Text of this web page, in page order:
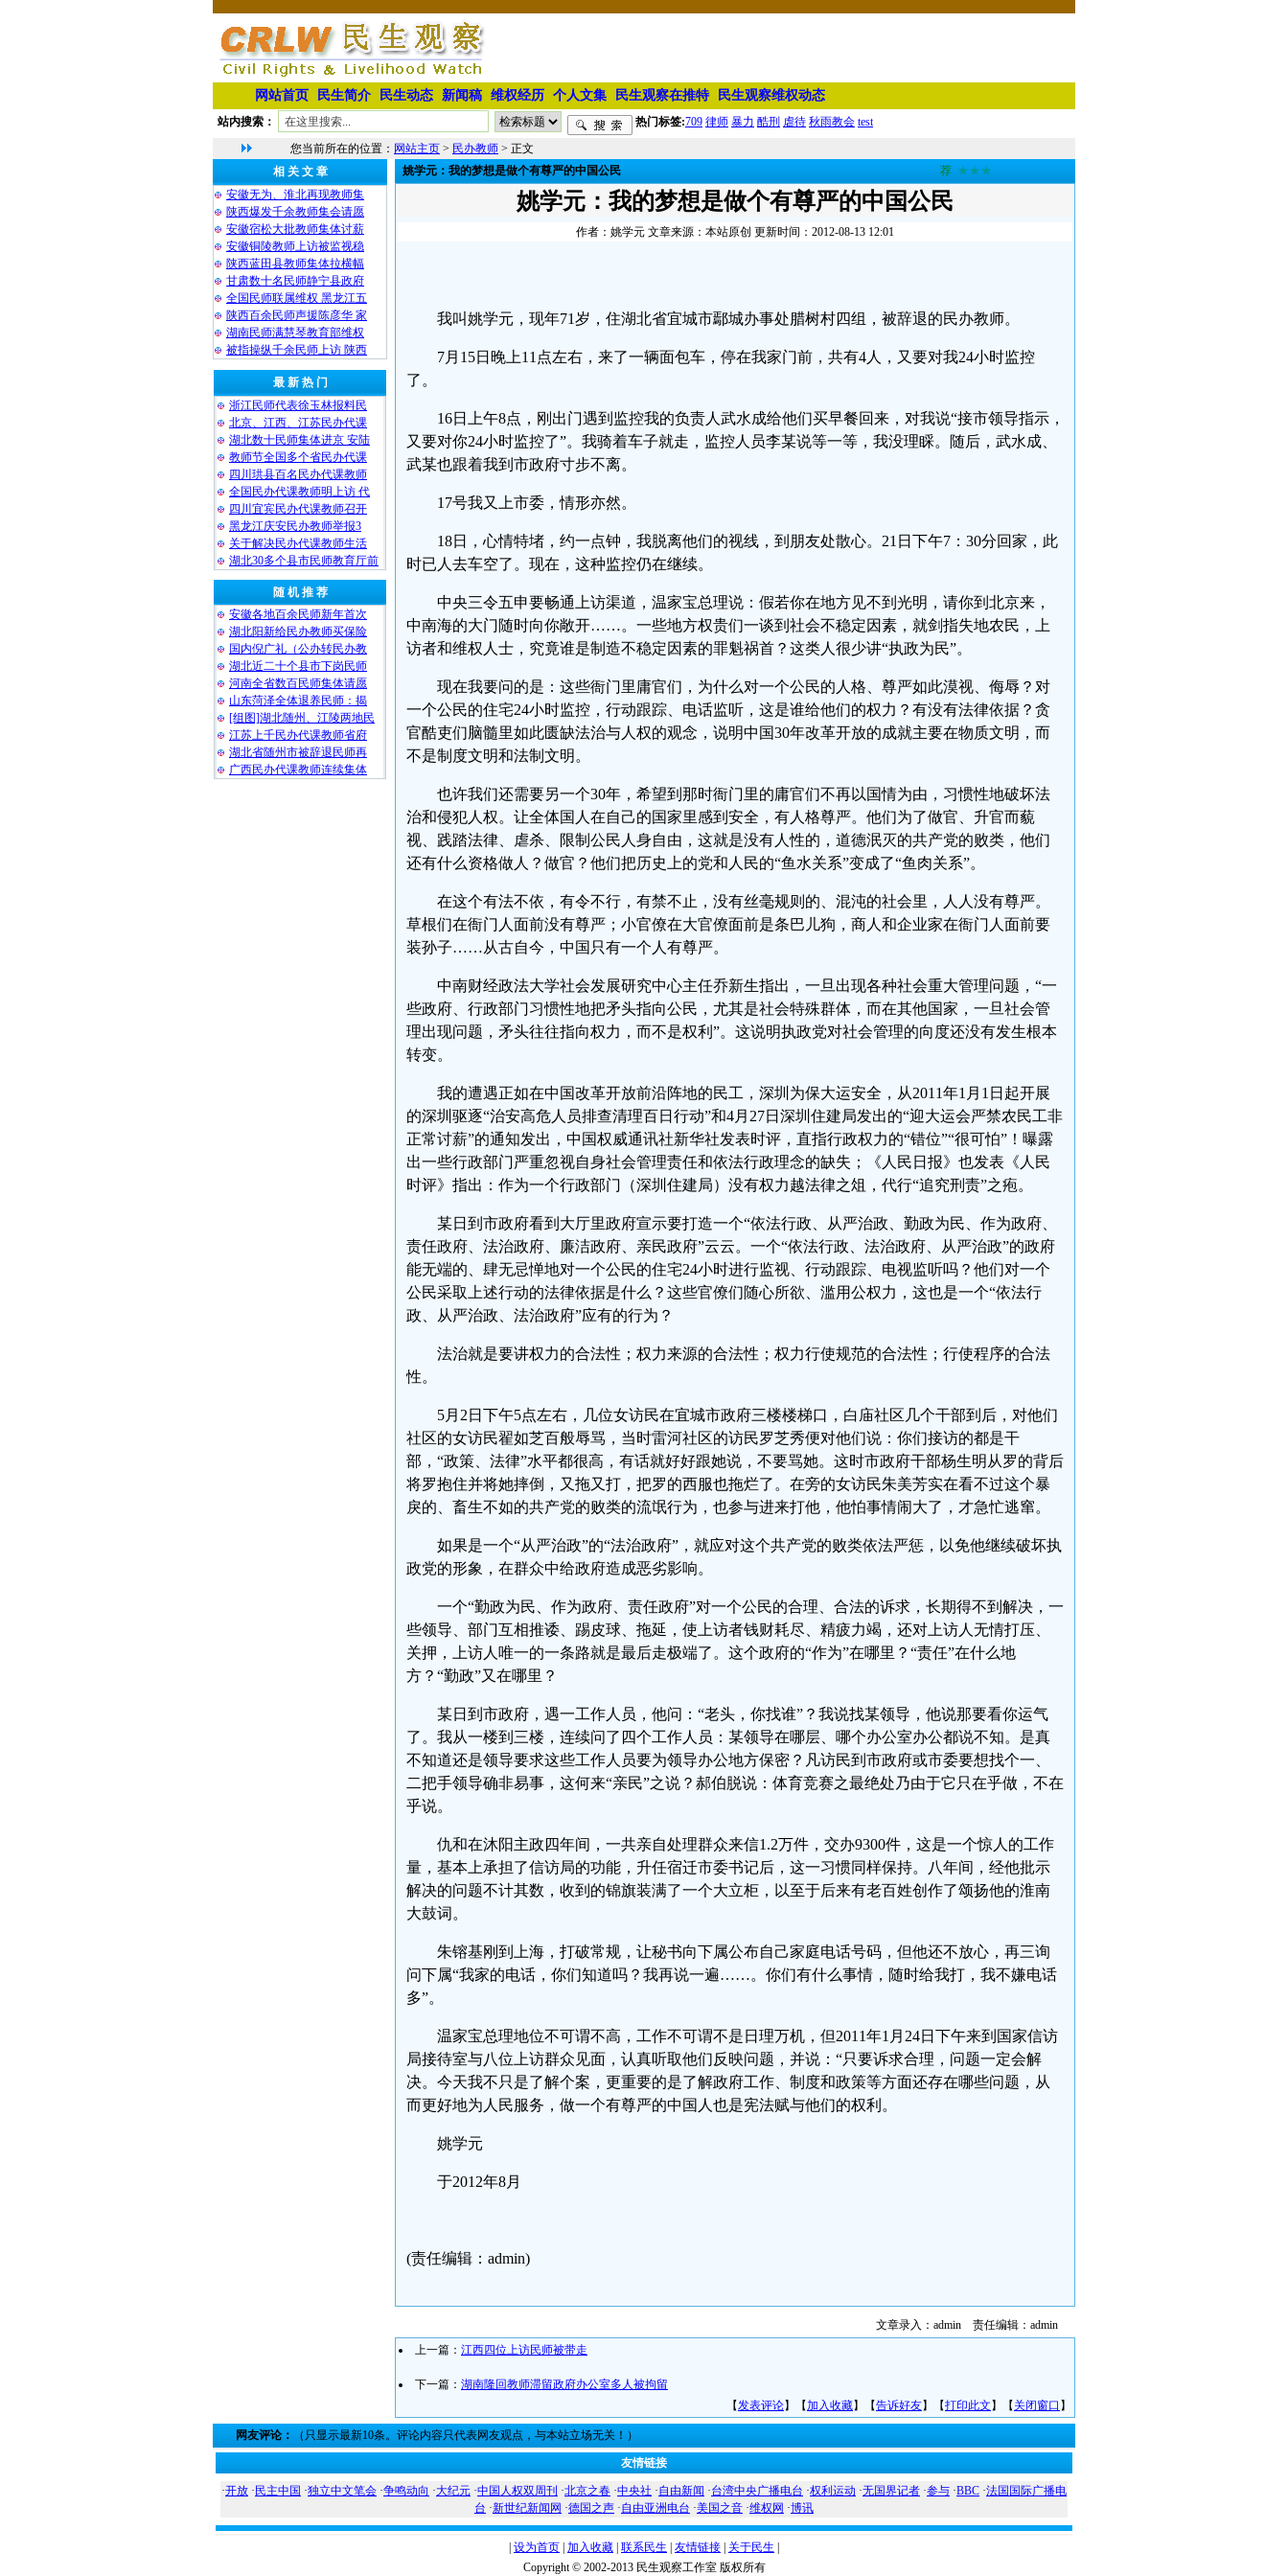
网站首页 民生简介 民生动态 新闻稿 维权经历 个人文集 民生观察在推特 民生观察维权动态
站内搜索： 热门标签:709 律师 暴力 酷刑 虐待 秋雨教会 test
您当前所在的位置： 网站主页 > 民办教师 > 正文
相 关 文 章
安徽无为、淮北再现教师集
陕西爆发千余教师集会请愿
安徽宿松大批教师集体讨薪
安徽铜陵教师上访被监视稳
陕西蓝田县教师集体拉横幅
甘肃数十名民师静宁县政府
全国民师联属维权 黑龙江五
陕西百余民师声援陈彦华 家
湖南民师满慧琴教育部维权
被指操纵千余民师上访 陕西
最 新 热 门
浙江民师代表徐玉林报料民
北京、江西、江苏民办代课
湖北数十民师集体进京 安陆
教师节全国多个省民办代课
四川珙县百名民办代课教师
全国民办代课教师明上访 代
四川宜宾民办代课教师召开
黑龙江庆安民办教师举报3
关于解决民办代课教师生活
湖北30多个县市民师教育厅前
随 机 推 荐
安徽各地百余民师新年首次
湖北阳新给民办教师买保险
国内倪广礼（公办转民办教
湖北近二十个县市下岗民师
河南全省数百民师集体请愿
山东菏泽全体退养民师：揭
[组图]湖北随州、江陵两地民
江苏上千民办代课教师省府
湖北省随州市被辞退民师再
广西民办代课教师连续集体
姚学元：我的梦想是做个有尊严的中国公民 荐 ★★★
姚学元：我的梦想是做个有尊严的中国公民
作者：姚学元 文章来源：本站原创 更新时间：2012-08-13 12:01
我叫姚学元，现年71岁，住湖北省宜城市鄢城办事处腊树村四组，被辞退的民办教师。
7月15日晚上11点左右，来了一辆面包车，停在我家门前，共有4人，又要对我24小时监控
了。
16日上午8点，刚出门遇到监控我的负责人武水成给他们买早餐回来，对我说“接市领导指示，
又要对你24小时监控了”。我骑着车子就走，监控人员李某说等一等，我没理睬。随后，武水成、
武某也跟着我到市政府寸步不离。
17号我又上市委，情形亦然。
18日，心情特堵，约一点钟，我脱离他们的视线，到朋友处散心。21日下午7：30分回家，此
时已人去车空了。现在，这种监控仍在继续。
中央三令五申要畅通上访渠道，温家宝总理说：假若你在地方见不到光明，请你到北京来，
中南海的大门随时向你敞开……。一些地方权贵们一谈到社会不稳定因素，就剑指失地农民，上
访者和维权人士，究竟谁是制造不稳定因素的罪魁祸首？这类人很少讲“执政为民”。
现在我要问的是：这些衙门里庸官们，为什么对一个公民的人格、尊严如此漠视、侮辱？对
一个公民的住宅24小时监控，行动跟踪、电话监听，这是谁给他们的权力？有没有法律依据？贪
官酷吏们脑髓里如此匮缺法治与人权的观念，说明中国30年改革开放的成就主要在物质文明，而
不是制度文明和法制文明。
也许我们还需要另一个30年，希望到那时衙门里的庸官们不再以国情为由，习惯性地破坏法
治和侵犯人权。让全体国人在自己的国家里感到安全，有人格尊严。他们为了做官、升官而藐
视、践踏法律、虐杀、限制公民人身自由，这就是没有人性的，道德泯灭的共产党的败类，他们
还有什么资格做人？做官？他们把历史上的党和人民的“鱼水关系”变成了“鱼肉关系”。
在这个有法不依，有令不行，有禁不止，没有丝毫规则的、混沌的社会里，人人没有尊严。
草根们在衙门人面前没有尊严；小官僚在大官僚面前是条巴儿狗，商人和企业家在衙门人面前要
装孙子……从古自今，中国只有一个人有尊严。
中南财经政法大学社会发展研究中心主任乔新生指出，一旦出现各种社会重大管理问题，“一
些政府、行政部门习惯性地把矛头指向公民，尤其是社会特殊群体，而在其他国家，一旦社会管
理出现问题，矛头往往指向权力，而不是权利”。这说明执政党对社会管理的向度还没有发生根本
转变。
我的遭遇正如在中国改革开放前沿阵地的民工，深圳为保大运安全，从2011年1月1日起开展
的深圳驱逐“治安高危人员排查清理百日行动”和4月27日深圳住建局发出的“迎大运会严禁农民工非
正常讨薪”的通知发出，中国权威通讯社新华社发表时评，直指行政权力的“错位”“很可怕”！曝露
出一些行政部门严重忽视自身社会管理责任和依法行政理念的缺失；《人民日报》也发表《人民
时评》指出：作为一个行政部门（深圳住建局）没有权力越法律之俎，代行“追究刑责”之疱。
某日到市政府看到大厅里政府宣示要打造一个“依法行政、从严治政、勤政为民、作为政府、
责任政府、法治政府、廉洁政府、亲民政府”云云。一个“依法行政、法治政府、从严治政”的政府
能无端的、肆无忌惮地对一个公民的住宅24小时进行监视、行动跟踪、电视监听吗？他们对一个
公民采取上述行动的法律依据是什么？这些官僚们随心所欲、滥用公权力，这也是一个“依法行
政、从严治政、法治政府”应有的行为？
法治就是要讲权力的合法性；权力来源的合法性；权力行使规范的合法性；行使程序的合法
性。
5月2日下午5点左右，几位女访民在宜城市政府三楼楼梯口，白庙社区几个干部到后，对他们
社区的女访民翟如芝百般辱骂，当时雷河社区的访民罗芝秀便对他们说：你们接访的都是干
部，“政策、法律”水平都很高，有话就好好跟她说，不要骂她。这时市政府干部杨生明从罗的背后
将罗抱住并将她摔倒，又拖又打，把罗的西服也拖烂了。在旁的女访民朱美芳实在看不过这个暴
戾的、畜生不如的共产党的败类的流氓行为，也参与进来打他，他怕事情闹大了，才急忙逃窜。
如果是一个“从严治政”的“法治政府”，就应对这个共产党的败类依法严惩，以免他继续破坏执
政党的形象，在群众中给政府造成恶劣影响。
一个“勤政为民、作为政府、责任政府”对一个公民的合理、合法的诉求，长期得不到解决，一
些领导、部门互相推诿、踢皮球、拖延，使上访者钱财耗尽、精疲力竭，还对上访人无情打压、
关押，上访人唯一的一条路就是最后走极端了。这个政府的“作为”在哪里？“责任”在什么地
方？“勤政”又在哪里？
某日到市政府，遇一工作人员，他问：“老头，你找谁”？我说找某领导，他说那要看你运气
了。我从一楼到三楼，连续问了四个工作人员：某领导在哪层、哪个办公室办公都说不知。是真
不知道还是领导要求这些工作人员要为领导办公地方保密？凡访民到市政府或市委要想找个一、
二把手领导确非易事，这何来“亲民”之说？郝伯脱说：体育竞赛之最绝处乃由于它只在乎做，不在
乎说。
仇和在沐阳主政四年间，一共亲自处理群众来信1.2万件，交办9300件，这是一个惊人的工作
量，基本上承担了信访局的功能，升任宿迁市委书记后，这一习惯同样保持。八年间，经他批示
解决的问题不计其数，收到的锦旗装满了一个大立柜，以至于后来有老百姓创作了颂扬他的淮南
大鼓词。
朱镕基刚到上海，打破常规，让秘书向下属公布自己家庭电话号码，但他还不放心，再三询
问下属“我家的电话，你们知道吗？我再说一遍……。你们有什么事情，随时给我打，我不嫌电话
多”。
温家宝总理地位不可谓不高，工作不可谓不是日理万机，但2011年1月24日下午来到国家信访
局接待室与八位上访群众见面，认真听取他们反映问题，并说：“只要诉求合理，问题一定会解
决。今天我不只是了解个案，更重要的是了解政府工作、制度和政策等方面还存在哪些问题，从
而更好地为人民服务，做一个有尊严的中国人也是宪法赋与他们的权利。
姚学元
于2012年8月
(责任编辑：admin)
文章录入：admin 责任编辑：admin
上一篇： 江西四位上访民师被带走
下一篇： 湖南隆回教师滞留政府办公室多人被拘留
【发表评论】【加入收藏】【告诉好友】【打印此文 】【 关闭窗口 】
网友评论： （只显示最新10条。评论内容只代表网友观点，与本站立场无关！）
友情链接
·开放 · 民主中国 ·独立中文笔会 ·争鸣动向 ·大纪元 ·中国人权双周刊 ·北京之春 ·中央社 ·自由新闻 ·台湾中央广播电台 ·权利运动 ·无国界记者 ·参与 ·BBC ·法国国际广播电
台 ·新世纪新闻网 ·德国之声 ·自由亚洲电台 ·美国之音 ·维权网 ·博讯
设为首页 加入收藏 联系民生 友情链接 关于民生
Copyright © 2002-2013 民生观察工作室 版权所有